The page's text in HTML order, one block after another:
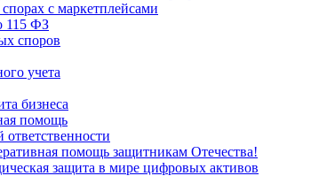
с маркетплейсами
115 ФЗ
споров
учета
бизнеса
помощь
помощь защитникам Отечества!
защита в мире цифровых активов